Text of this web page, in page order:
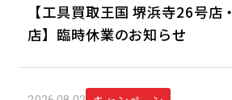
【工具買取王国 堺浜寺26号店
店】臨時休業のお知らせ